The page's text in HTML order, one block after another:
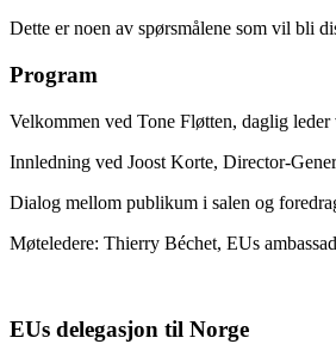
Dette er noen av spørsmålene som vil bli
Program
Velkommen ved Tone Fløtten, daglig leder
Innledning ved Joost Korte, Director-
Dialog mellom publikum i salen og
Møteledere: Thierry Béchet, EUs
EUs delegasjon til Norge